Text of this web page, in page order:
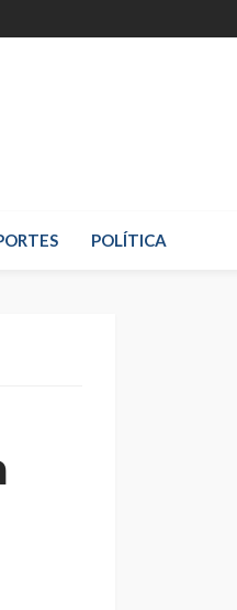
POLÍTICA